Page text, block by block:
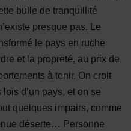
bulle de tranquillité
presque pas. Le
le pays en ruche
et la propreté, au prix de
à tenir. On croit
d’un pays, et on se
quelques impairs, comme
déserte… Personne